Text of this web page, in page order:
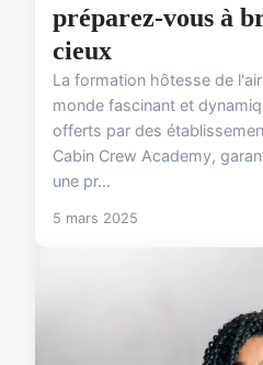
préparez-vous à
cieux
La formation hôtesse de
monde fascinant et
offerts par des
Cabin Crew Academy,
une pr...
5 mars 2025